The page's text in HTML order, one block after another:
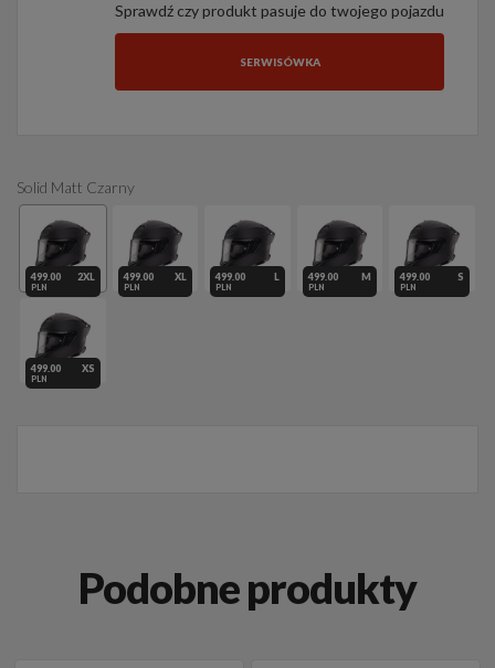
Sprawdź czy produkt pasuje do twojego pojazdu
SERWISÓWKA
Solid Matt Czarny
499.00
PLN
2XL 499.00
PLN
XL 499.00
PLN
L 499.00
PLN
M 499.00
PLN
S
499.00
PLN
XS
Podobne produkty